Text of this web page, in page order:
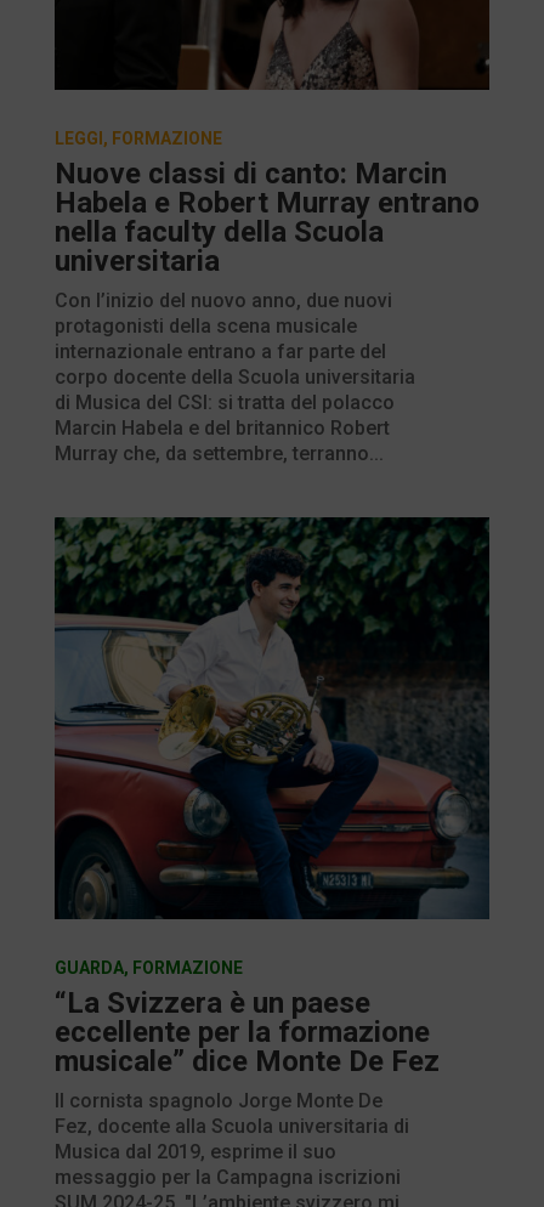
Nuove classi di canto: Marcin
Habela e Robert Murray entrano
nella faculty della Scuola
universitaria
LEGGI, FORMAZIONE
Con l’inizio del nuovo anno, due nuovi
protagonisti della scena musicale
internazionale entrano a far parte del
corpo docente della Scuola universitaria
di Musica del CSI: si tratta del polacco
Marcin Habela e del britannico Robert
Murray che, da settembre, terranno...
“La Svizzera è un paese
eccellente per la formazione
musicale” dice Monte De Fez
GUARDA, FORMAZIONE
Il cornista spagnolo Jorge Monte De
Fez, docente alla Scuola universitaria di
Musica dal 2019, esprime il suo
messaggio per la Campagna iscrizioni